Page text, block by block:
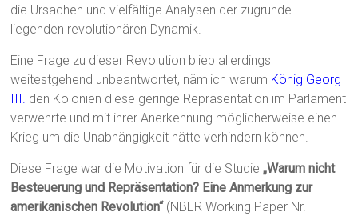
die Ursachen und vielfältige Analysen der zugrunde
liegenden revolutionären Dynamik.
Eine Frage zu dieser Revolution blieb allerdings
weitestgehend unbeantwortet, nämlich warum König Georg
III. den Kolonien diese geringe Repräsentation im Parlament
verwehrte und mit ihrer Anerkennung möglicherweise einen
Krieg um die Unabhängigkeit hätte verhindern können.
Diese Frage war die Motivation für die Studie„Warum nicht
Besteuerung und Repräsentation? Eine Anmerkung zur
amerikanischen Revolution“ (NBER Working Paper Nr.